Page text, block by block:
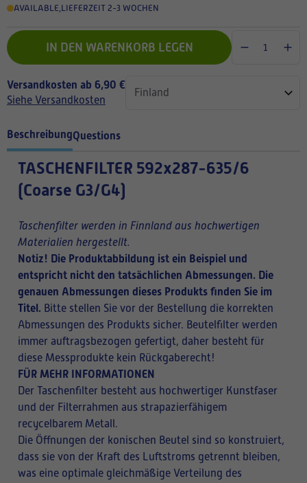
AVAILABLE,LIEFERZEIT 2-3 WOCHEN
IN DEN WARENKORB LEGEN
Versandkosten ab 6,90 €
Siehe Versandkosten
BeschreibungQuestions
TASCHENFILTER 592x287-635/6
(Coarse G3/G4)
Taschenfilter werden in Finnland aus hochwertigen
Materialien hergestellt.
Notiz! Die Produktabbildung ist ein Beispiel und
entspricht nicht den tatsächlichen Abmessungen. Die
genauen Abmessungen dieses Produkts finden Sie im
Titel. Bitte stellen Sie vor der Bestellung die korrekten
Abmessungen des Produkts sicher. Beutelfilter werden
immer auftragsbezogen gefertigt, daher besteht für
diese Messprodukte kein Rückgaberecht!
FÜR MEHR INFORMATIONEN
Der Taschenfilter besteht aus hochwertiger Kunstfaser
und der Filterrahmen aus strapazierfähigem
recycelbarem Metall.
Die Öffnungen der konischen Beutel sind so konstruiert,
dass sie von der Kraft des Luftstroms getrennt bleiben,
was eine optimale gleichmäßige Verteilung des